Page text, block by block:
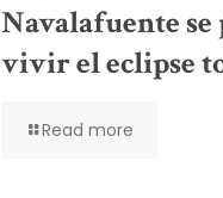
Navalafuente
vivir el eclipse
Read more